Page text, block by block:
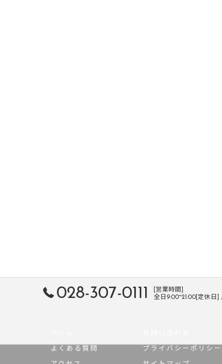
028-307-0111
[営業時間]
全日9:00~21:00[定休日]
よくある質問 プライバシーポリシー